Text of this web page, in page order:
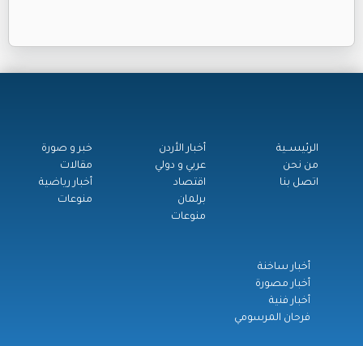
الرئيســية
من نحن
اتصل بنا
أخبار الأردن
عربي و دولي
اقتصاد
برلمان
منوعات
خبر و صورة
مقالات
أخبار رياضية
منوعات
أخبار ساخنة
أخبار مصورة
أخبار فنية
فرحان المرسومي